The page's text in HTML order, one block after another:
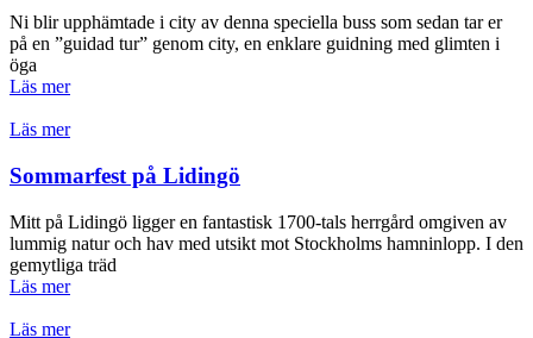
Ni blir upphämtade i city av denna speciella buss som sedan tar er
på en ”guidad tur” genom city, en enklare guidning med glimten i
öga
Läs mer
Läs mer
Sommarfest på Lidingö
Mitt på Lidingö ligger en fantastisk 1700-tals herrgård omgiven av
lummig natur och hav med utsikt mot Stockholms hamninlopp. I den
gemytliga träd
Läs mer
Läs mer